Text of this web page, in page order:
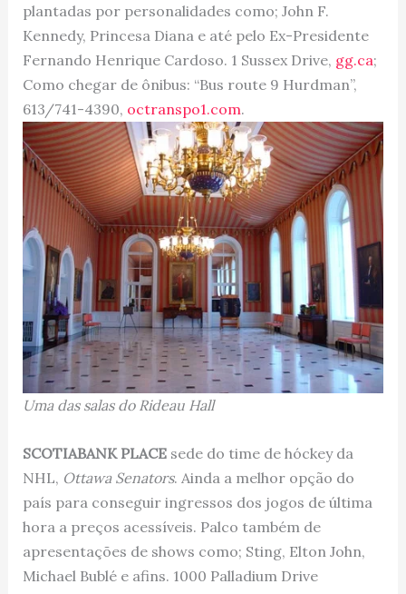
plantadas por personalidades como; John F.
Kennedy, Princesa Diana e até pelo Ex-Presidente
Fernando Henrique Cardoso. 1 Sussex Drive, gg.ca;
Como chegar de ônibus: “Bus route 9 Hurdman”,
613/741-4390, octranspo1.com.
Uma das salas do Rideau Hall
SCOTIABANK PLACEsede do time de hóckey da
NHL, Ottawa Senators. Ainda a melhor opção do
país para conseguir ingressos dos jogos de última
hora a preços acessíveis. Palco também de
apresentações de shows como; Sting, Elton John,
Michael Bublé e afins. 1000 Palladium Drive